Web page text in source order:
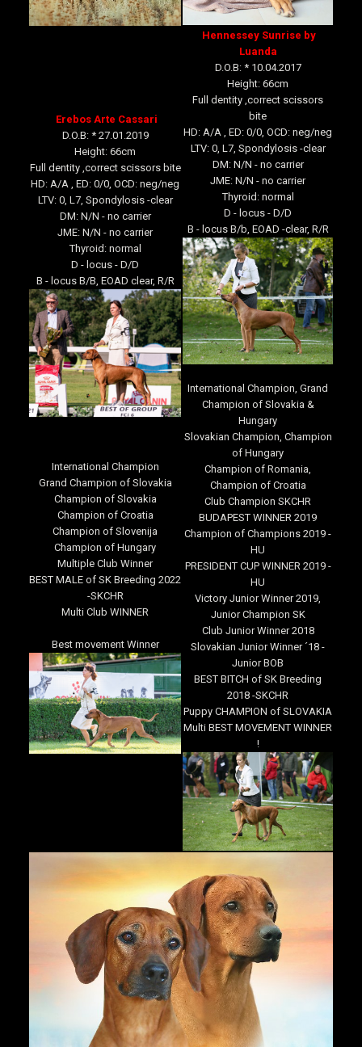
Erebos Arte Cassari
D.O.B: * 27.01.2019
Height: 66cm
Full dentity ,correct scissors bite
HD: A/A , ED: 0/0, OCD: neg/neg
LTV: 0, L7, Spondylosis -clear
DM: N/N - no carrier
JME: N/N - no carrier
Thyroid: normal
D - locus - D/D
B - locus B/B, EOAD clear, R/R
International Champion
Grand Champion of Slovakia
Champion of Slovakia
Champion of Croatia
Champion of Slovenija
Champion of Hungary
Multiple Club Winner
BEST MALE of SK Breeding 2022
-SKCHR
Multi Club WINNER
Best movement Winner
Hennessey Sunrise by
Luanda
D.O.B: * 10.04.2017
Height: 66cm
Full dentity ,correct scissors
bite
HD: A/A , ED: 0/0, OCD: neg/neg
LTV: 0, L7, Spondylosis -clear
DM: N/N - no carrier
JME: N/N - no carrier
Thyroid: normal
D - locus - D/D
B - locus B/b, EOAD -clear, R/R
International Champion, Grand
Champion of Slovakia &
Hungary
Slovakian Champion, Champion
of Hungary
Champion of Romania,
Champion of Croatia
Club Champion SKCHR
BUDAPEST WINNER 2019
Champion of Champions 2019 -
HU
PRESIDENT CUP WINNER 2019 -
HU
Victory Junior Winner 2019,
Junior Champion SK
Club Junior Winner 2018
Slovakian Junior Winner ´18 -
Junior BOB
BEST BITCH of SK Breeding
2018 -SKCHR
Puppy CHAMPION of SLOVAKIA
Multi BEST MOVEMENT WINNER
!